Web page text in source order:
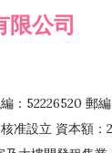
限公司
：52226520 郵
准設立 資本額